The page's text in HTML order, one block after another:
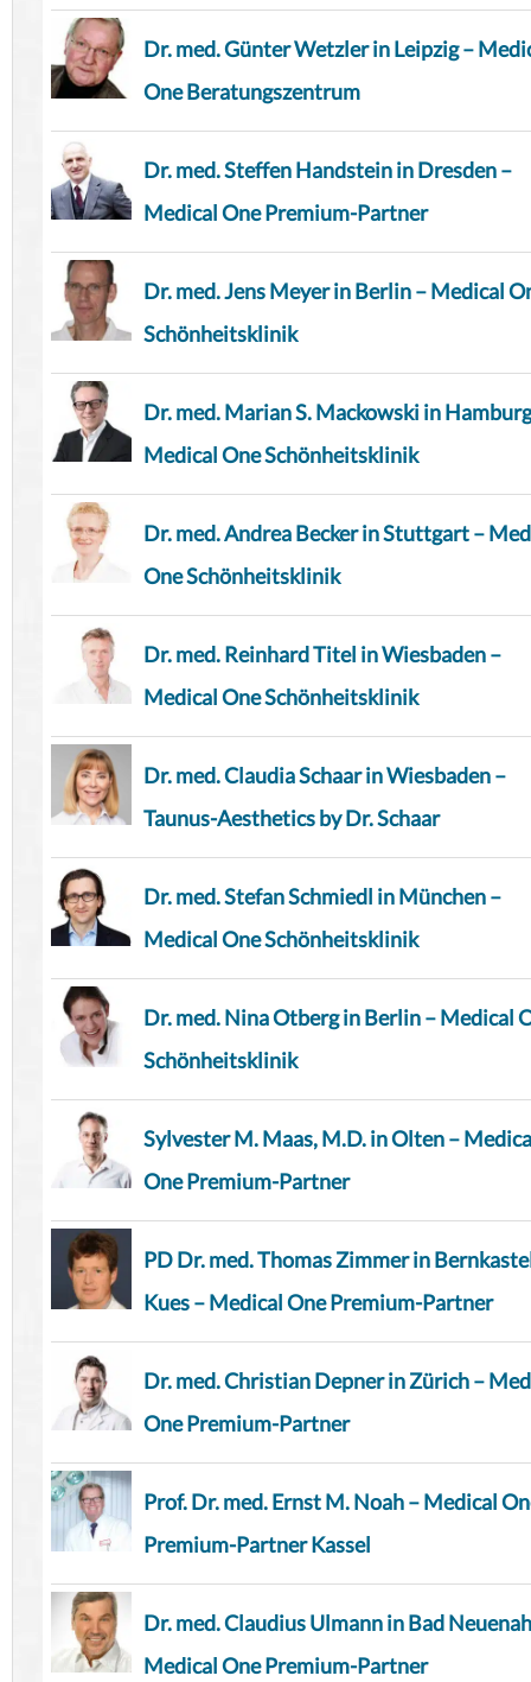
Dr. med. Günter Wetzler in Leipzig –
One Beratungszentrum
Dr. med. Steffen Handstein in Dresden –
Medical One Premium-Partner
Dr. med. Jens Meyer in Berlin – Medical
Schönheitsklinik
Dr. med. Marian S. Mackowski in
Medical One Schönheitsklinik
Dr. med. Andrea Becker in Stuttgart –
One Schönheitsklinik
Dr. med. Reinhard Titel in Wiesbaden –
Medical One Schönheitsklinik
Dr. med. Claudia Schaar in Wiesbaden –
Taunus-Aesthetics by Dr. Schaar
Dr. med. Stefan Schmiedl in München –
Medical One Schönheitsklinik
Dr. med. Nina Otberg in Berlin – Medical
Schönheitsklinik
Sylvester M. Maas, M.D. in Olten –
One Premium-Partner
PD Dr. med. Thomas Zimmer in
Kues – Medical One Premium-Partner
Dr. med. Christian Depner in Zürich –
One Premium-Partner
Prof. Dr. med. Ernst M. Noah – Medical
Premium-Partner Kassel
Dr. med. Claudius Ulmann in Bad
Medical One Premium-Partner